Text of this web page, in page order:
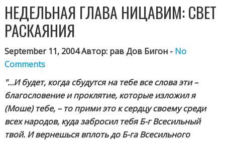
НЕДЕЛЬНАЯ ГЛАВА НИЦАВИМ: СВЕТ
РАСКАЯНИЯ
September 11, 2004 Автор: рав Дов Бигон - No
Comments
"…И будет, когда сбудутся на тебе все слова эти –
благословение и проклятие, которые изложил я
(Моше) тебе, – то прими это к сердцу своему среди
всех народов, куда забросил тебя Б-г Всесильный
твой. И вернешься вплоть до Б-га Всесильного